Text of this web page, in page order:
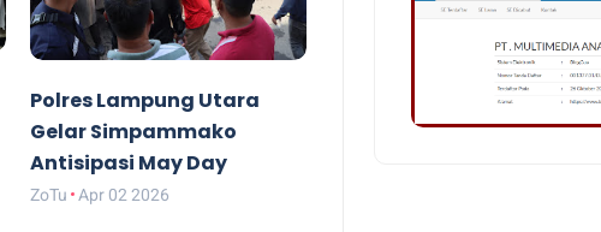
Polres Lampung Utara
Gelar Simpammako
Antisipasi May Day
ZoTu Apr 02 2026